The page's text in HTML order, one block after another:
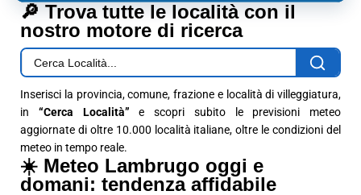
🔎 Trova tutte le località con il
nostro motore di ricerca
Inserisci la provincia, comune, frazione e località di villeggiatura,
in “Cerca Località” e scopri subito le previsioni meteo
aggiornate di oltre 10.000 località italiane, oltre le condizioni del
meteo in tempo reale.
☀️ Meteo Lambrugo oggi e
domani: tendenza affidabile